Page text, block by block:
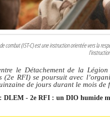
combat (IST-C) est une instruction orientée vers la
le Détachement de la
(2e RFI) se poursuit avec
de jours durant le mois de
DLEM - 2e RFI : un DIO humide